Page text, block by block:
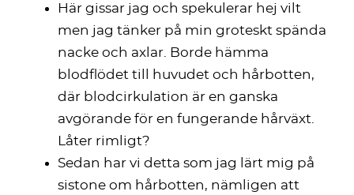
Här gissar jag och spekulerar hej vilt
men jag tänker på min groteskt spända
nacke och axlar. Borde hämma
blodflödet till huvudet och hårbotten,
där blodcirkulation är en ganska
avgörande för en fungerande hårväxt.
Låter rimligt?
Sedan har vi detta som jag lärt mig på
sistone om hårbotten, nämligen att